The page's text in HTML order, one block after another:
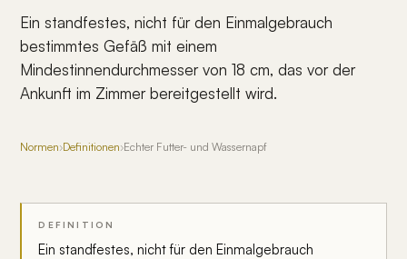
Ein standfestes, nicht für den Einmalgebrauch
bestimmtes Gefäß mit einem
Mindestinnendurchmesser von 18 cm, das vor der
Ankunft im Zimmer bereitgestellt wird.
Normen›Definitionen›Echter Futter- und Wassernapf
DEFINITION
Ein standfestes, nicht für den Einmalgebrauch